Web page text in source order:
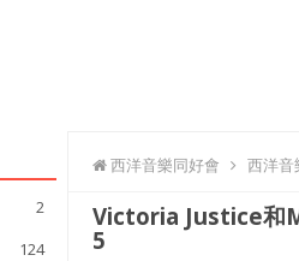
2
124
西洋音樂同好會 西洋音
Victoria Justice和
5